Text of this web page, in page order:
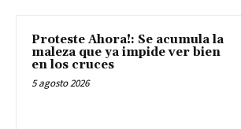
Proteste Ahora!: Se acumula la
maleza que ya impide ver bien
en los cruces
5 agosto 2026